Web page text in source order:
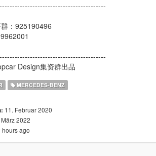
群：925190496
Design集资群出品
MERCEDES-BENZ
11. Februar 2020
2022
hours ago